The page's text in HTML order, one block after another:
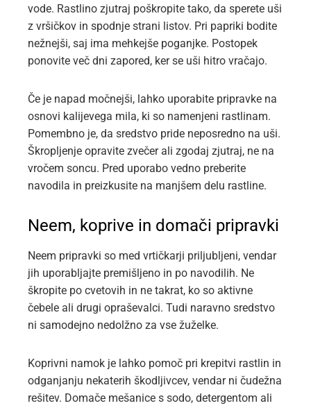
vode. Rastlino zjutraj poškropite tako, da sperete uši
z vršičkov in spodnje strani listov. Pri papriki bodite
nežnejši, saj ima mehkejše poganjke. Postopek
ponovite več dni zapored, ker se uši hitro vračajo.
Če je napad močnejši, lahko uporabite pripravke na
osnovi kalijevega mila, ki so namenjeni rastlinam.
Pomembno je, da sredstvo pride neposredno na uši.
Škropljenje opravite zvečer ali zgodaj zjutraj, ne na
vročem soncu. Pred uporabo vedno preberite
navodila in preizkusite na manjšem delu rastline.
Neem, koprive in domači pripravki
Neem pripravki so med vrtičkarji priljubljeni, vendar
jih uporabljajte premišljeno in po navodilih. Ne
škropite po cvetovih in ne takrat, ko so aktivne
čebele ali drugi opraševalci. Tudi naravno sredstvo
ni samodejno nedolžno za vse žuželke.
Koprivni namok je lahko pomoč pri krepitvi rastlin in
odganjanju nekaterih škodljivcev, vendar ni čudežna
rešitev. Domače mešanice s sodo, detergentom ali